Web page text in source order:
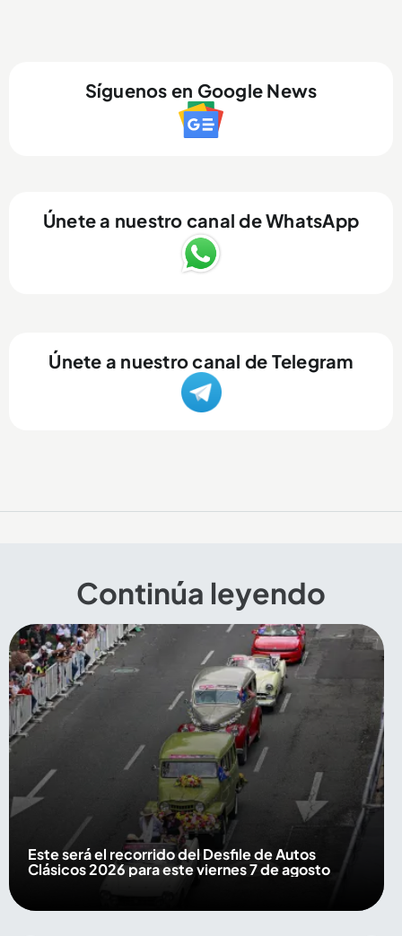
Síguenos en Google News
Únete a nuestro canal de WhatsApp
Únete a nuestro canal de Telegram
Continúa leyendo
Este será el recorrido del Desfile de Autos
Clásicos 2026 para este viernes 7 de agosto